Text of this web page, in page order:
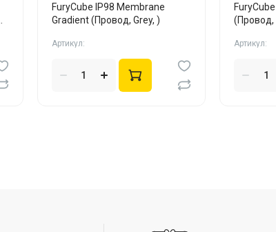
FuryCube IP98 Membrane
Gradient (Провод, Grey, )
Артикул:
(Провод,
Артикул: